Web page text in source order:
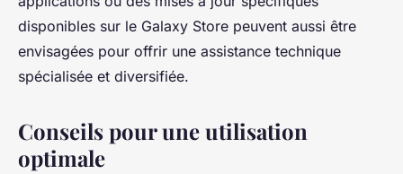
disponibles sur le Galaxy Store peuvent aussi être
envisagées pour offrir une assistance technique
spécialisée et diversifiée.
Conseils pour une utilisation
optimale